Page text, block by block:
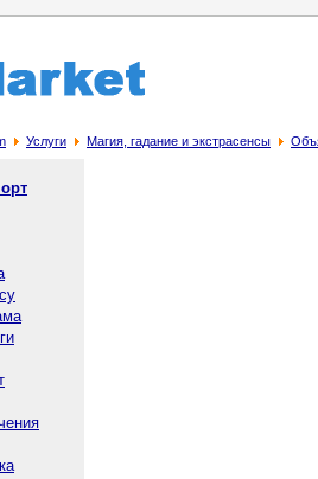
Услуги Магия, гадание и экстрасенсы